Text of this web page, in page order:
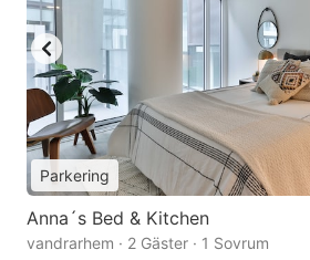
Parkering
Anna´s Bed & Kitchen
vandrarhem · 2 Gäster · 1 Sovrum